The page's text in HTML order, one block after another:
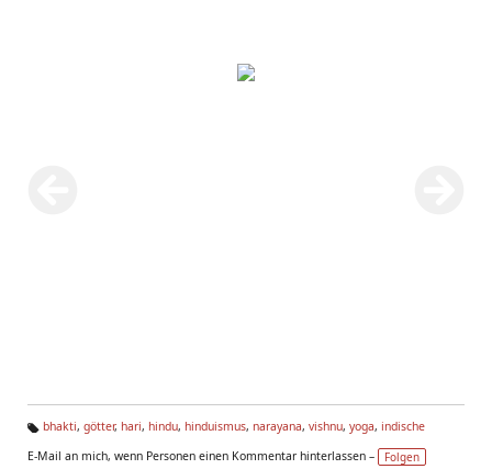
g
bhakti, götter, hari, hindu, hinduismus, narayana, vishnu, yoga, indische
E-Mail an mich, wenn Personen einen Kommentar hinterlassen –
Folgen